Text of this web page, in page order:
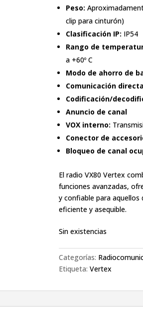
Peso:
clip para cinturón)
Clasificación IP: IP54
Rango de
a +60º C
Modo de ahorro de
Comunicación
Codificación/
Anuncio de canal
VOX interno:
Conector de
Bloqueo de canal
El radio VX80 Vertex
funciones avanzadas,
y confiable para aquellos
eficiente y asequible.
Sin existencias
Categorías:
Etiqueta: Vertex